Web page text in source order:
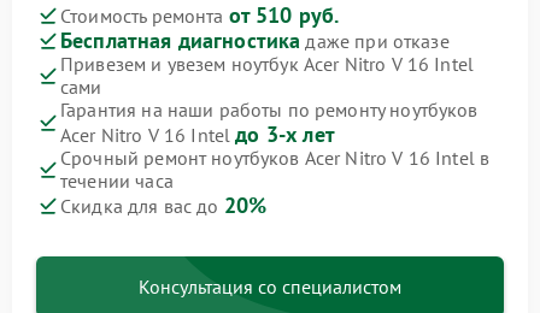
Стоимость ремонта от 510 руб.
Бесплатная диагностика даже при отказе
Привезем и увезем ноутбук Acer Nitro V 16 Intel
сами
Гарантия на наши работы по ремонту ноутбуков
Acer Nitro V 16 Intelдо 3-х лет
Срочный ремонт ноутбуков Acer Nitro V 16 Intel в
течении часа
Скидка для вас до 20%
Консультация со специалистом